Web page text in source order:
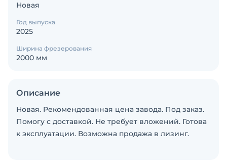
Новая
Год выпуска
2025
Ширина фрезерования
2000 мм
Описание
Новая. Рекомендованная цена завода. Под заказ.
Помогу с доставкой. Не требует вложений. Готова
к эксплуатации. Возможна продажа в лизинг.